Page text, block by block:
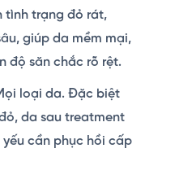
tình trạng đỏ rát,
giúp da mềm mại,
độ săn chắc rõ rệt.
loại da. Đặc biệt
da sau treatment
cần phục hồi cấp